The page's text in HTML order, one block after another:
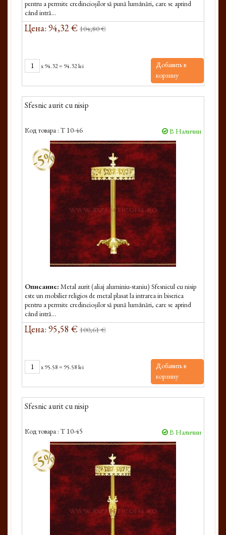
pentru a permite credincioșilor să pună lumânări, care se aprind
când intră...
Цена: 94,32 € 104,80 €
x94.32= 94.32 lei
Добавить в
корзину
Sfesnic aurit cu nisip
Код товара : T 10-46 В Наличии
-5%
Описание: Metal aurit (aliaj aluminiu-staniu) Sfesnicul cu nisip
este un mobilier religios de metal plasat la intrarea in biserica
pentru a permite credincioșilor să pună lumânări, care se aprind
când intră...
Цена: 95,58 € 100,61 €
x95.58= 95.58 lei
Добавить в
корзину
Sfesnic aurit cu nisip
Код товара : T 10-45 В Наличии
-5%